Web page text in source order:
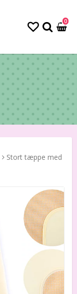
0
Stort tæppe med